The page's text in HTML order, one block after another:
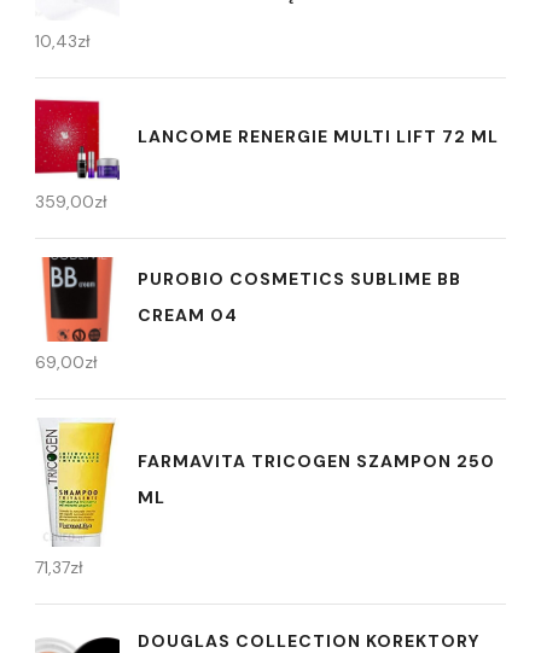
10,43zł
LANCOME RENERGIE MULTI LIFT 72 ML
359,00zł
PUROBIO COSMETICS SUBLIME BB
CREAM 04
69,00zł
FARMAVITA TRICOGEN SZAMPON 250
ML
71,37zł
DOUGLAS COLLECTION KOREKTORY